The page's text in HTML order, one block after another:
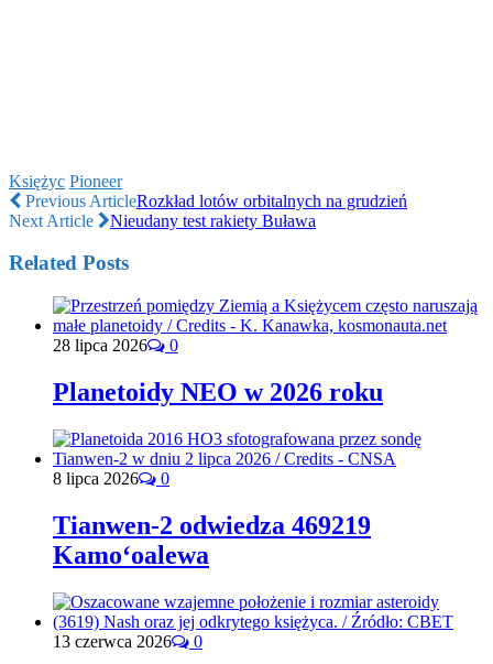
Księżyc Pioneer
Previous ArticleRozkład lotów orbitalnych na grudzień
Next Article
Nieudany test rakiety Buława
Related Posts
28 lipca 2026 0
Planetoidy NEO w 2026 roku
8 lipca 2026 0
Tianwen-2 odwiedza 469219
Kamoʻoalewa
13 czerwca 2026 0